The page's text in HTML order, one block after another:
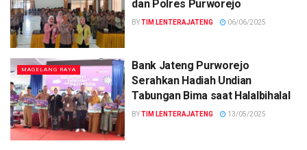
dan Polres Purworejo
BYTIM LENTERAJATENG 06/06/2025
MAGELANG RAYA
Bank Jateng Purworejo
Serahkan Hadiah Undian
Tabungan Bima saat Halalbihalal
BYTIM LENTERAJATENG 13/05/2025